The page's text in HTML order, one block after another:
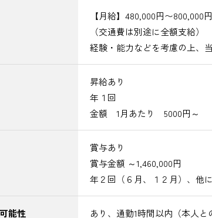
【月給】480,000円〜800,000円
（交通費は別途に全額支給）
経験・能力などを考慮の上、
昇給あり
年１回
金額 1月あたり 5000円～
賞与あり
賞与金額 ～1,460,000円
年２回（６月、１２月）、他
能性 あり、通勤1時間以内（本人と